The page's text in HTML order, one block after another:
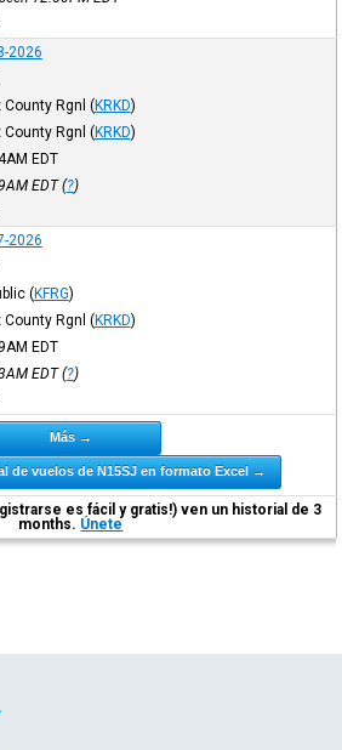
2026
County Rgnl (KRKD)
County Rgnl (KRKD)
EDT
EDT(?)
2026
(KFRG)
County Rgnl (KRKD)
EDT
EDT(?)
Más →
de vuelos de N15SJ en formato Excel →
es fácil y gratis!) ven un historial de 3
months. Únete